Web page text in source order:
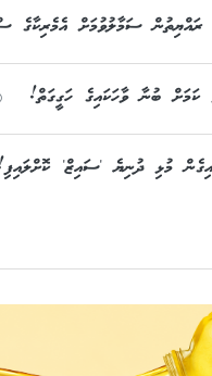
ރައްޔިތުން ސަމާލުވުމަށް އެމެރިކާގެ
ކަމަށް ބުނާ ވާހަކައިގެ ހަގީގަތް!
މުޅި ދުނިޔެ 'ސައިޒް'